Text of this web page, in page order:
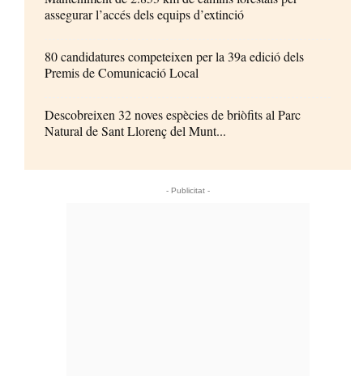
assegurar l’accés dels equips d’extinció
80 candidatures competeixen per la 39a edició dels
Premis de Comunicació Local
Descobreixen 32 noves espècies de briòfits al Parc
Natural de Sant Llorenç del Munt...
- Publicitat -